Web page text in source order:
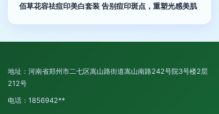
佰草花容祛痘印美白套装 告别痘印斑点，重塑光感美肌
地址：河南省郑州市二七区嵩山路街道嵩山南路242号院3号楼2层
212号
电话：1856942**